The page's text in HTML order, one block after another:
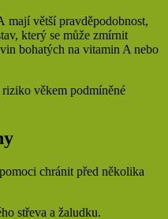
mají větší pravděpodobnost,
který se může zmírnit
bohatých na vitamin A nebo
věkem podmíněné
chránit před několika
střeva a žaludku.